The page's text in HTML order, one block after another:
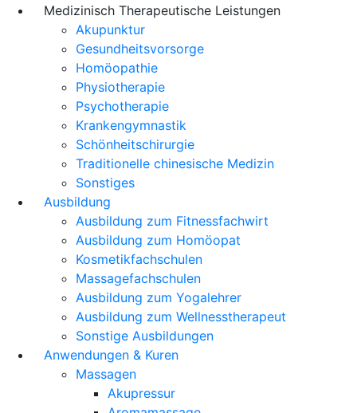
Medizinisch Therapeutische Leistungen
Akupunktur
Gesundheitsvorsorge
Homöopathie
Physiotherapie
Psychotherapie
Krankengymnastik
Schönheitschirurgie
Traditionelle chinesische Medizin
Sonstiges
Ausbildung
Ausbildung zum Fitnessfachwirt
Ausbildung zum Homöopat
Kosmetikfachschulen
Massagefachschulen
Ausbildung zum Yogalehrer
Ausbildung zum Wellnesstherapeut
Sonstige Ausbildungen
Anwendungen & Kuren
Massagen
Akupressur